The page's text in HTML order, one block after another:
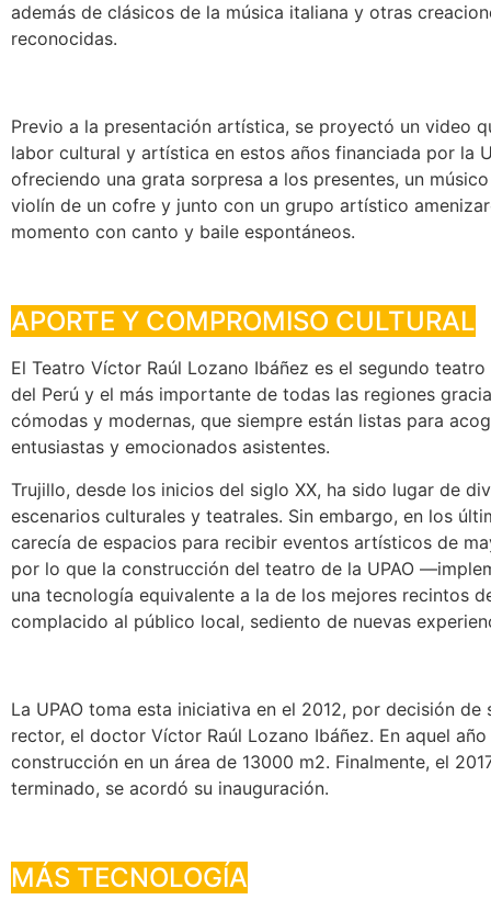
además de clásicos de la música italiana y otras
reconocidas.
Previo a la presentación artística, se proyectó un video
labor cultural y artística en estos años financiada por la
ofreciendo una grata sorpresa a los presentes, un
violín de un cofre y junto con un grupo artístico
momento con canto y baile espontáneos.
APORTE Y COMPROMISO CULTURAL
El Teatro Víctor Raúl Lozano Ibáñez es el segundo
del Perú y el más importante de todas las regiones
cómodas y modernas, que siempre están listas para
entusiastas y emocionados asistentes.
Trujillo, desde los inicios del siglo XX, ha sido lugar de
escenarios culturales y teatrales. Sin embargo, en los
carecía de espacios para recibir eventos artísticos de
por lo que la construcción del teatro de la UPAO
una tecnología equivalente a la de los mejores recintos
complacido al público local, sediento de nuevas
La UPAO toma esta iniciativa en el 2012, por decisión de
rector, el doctor Víctor Raúl Lozano Ibáñez. En aquel
construcción en un área de 13000 m2. Finalmente, el
terminado, se acordó su inauguración.
MÁS TECNOLOGÍA